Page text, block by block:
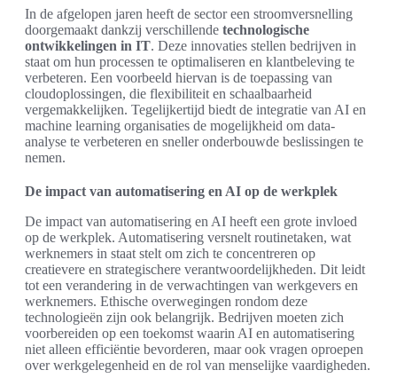
In de afgelopen jaren heeft de sector een stroomversnelling
doorgemaakt dankzij verschillende technologische
ontwikkelingen in IT. Deze innovaties stellen bedrijven in
staat om hun processen te optimaliseren en klantbeleving te
verbeteren. Een voorbeeld hiervan is de toepassing van
cloudoplossingen, die flexibiliteit en schaalbaarheid
vergemakkelijken. Tegelijkertijd biedt de integratie van AI en
machine learning organisaties de mogelijkheid om data-
analyse te verbeteren en sneller onderbouwde beslissingen te
nemen.
De impact van automatisering en AI op de werkplek
De impact van automatisering en AI heeft een grote invloed
op de werkplek. Automatisering versnelt routinetaken, wat
werknemers in staat stelt om zich te concentreren op
creatievere en strategischere verantwoordelijkheden. Dit leidt
tot een verandering in de verwachtingen van werkgevers en
werknemers. Ethische overwegingen rondom deze
technologieën zijn ook belangrijk. Bedrijven moeten zich
voorbereiden op een toekomst waarin AI en automatisering
niet alleen efficiëntie bevorderen, maar ook vragen oproepen
over werkgelegenheid en de rol van menselijke vaardigheden.